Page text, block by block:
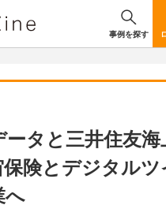
事例を探す
タと三井住友海
険とデジタル
へ